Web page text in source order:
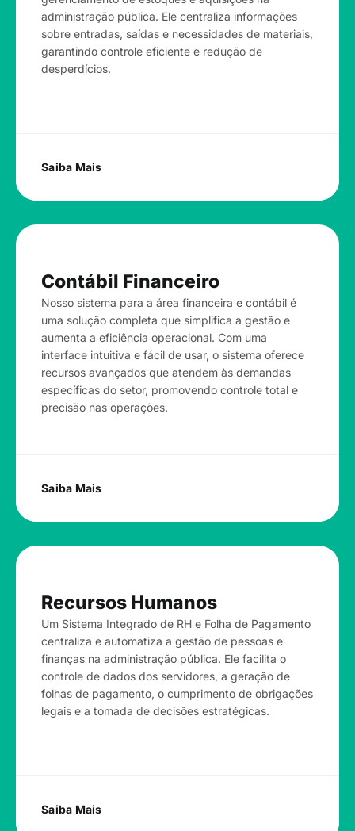
administração pública. Ele centraliza informações
sobre entradas, saídas e necessidades de materiais,
garantindo controle eficiente e redução de
desperdícios.
Saiba Mais
Contábil Financeiro
Nosso sistema para a área financeira e contábil é
uma solução completa que simplifica a gestão e
aumenta a eficiência operacional. Com uma
interface intuitiva e fácil de usar, o sistema oferece
recursos avançados que atendem às demandas
específicas do setor, promovendo controle total e
precisão nas operações.
Saiba Mais
Recursos Humanos
Um Sistema Integrado de RH e Folha de Pagamento
centraliza e automatiza a gestão de pessoas e
finanças na administração pública. Ele facilita o
controle de dados dos servidores, a geração de
folhas de pagamento, o cumprimento de obrigações
legais e a tomada de decisões estratégicas.
Saiba Mais